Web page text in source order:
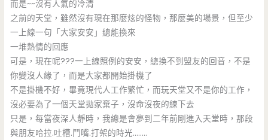
而是~~沒有人氣的冷清
之前的天堂，雖然沒有現在那麼炫的怪物，那麼美的場景，但至少
一上線一句「大家安安」總能換來
一堆熱情的回應
可是，現在呢???一上線照例的安安，總換不到盟友的回音，不是
你變沒人緣了，而是大家都開始掛機了
不是掛機不好，畢竟現代人工作繁忙，而玩天堂又不是你的工作，
沒必要為了一個天堂拋家棄子，沒命沒夜的練下去
只是，每當夜深人靜時，我總是會夢到二年前剛進入天堂時，那段
與朋友哈拉.吐槽.鬥嘴.打架的時光……..